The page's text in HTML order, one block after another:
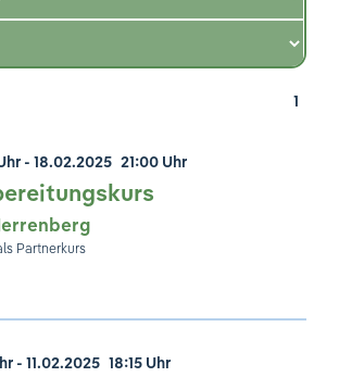
wichtig!
1
- 18.02.2025 21:00 Uhr
Partnerkurs
- 11.02.2025 18:15 Uhr